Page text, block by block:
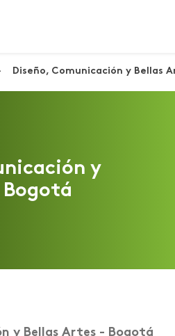
Diseño, Comunicación y Bellas
y
Bogotá
y Bellas Artes - Bogotá